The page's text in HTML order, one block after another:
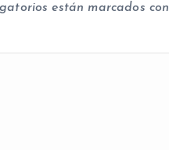
están marcados con